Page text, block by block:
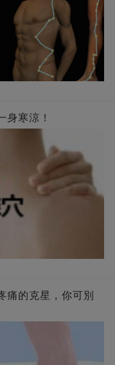
身寒涼！
痛的克星，你可別